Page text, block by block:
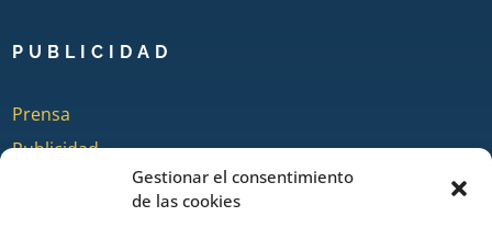
Gestionar el consentimiento
de las cookies
PUBLICIDAD
Prensa
Publicidad
Quienes somos